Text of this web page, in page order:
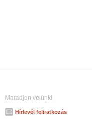
Maradjon velünk!
Hírlevél feliratkozás